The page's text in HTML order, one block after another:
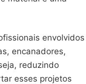
envolvidos
encanadores,
reduzindo
esses projetos